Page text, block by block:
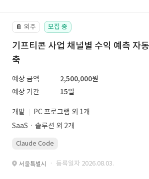
📔 외주 모집 중
기프티콘 사업 채널별 수익 예측 자
축
예상 금액
2,500,000원
예상 기간
15일
개발
PC 프로그램 외 1개
SaaSㆍ솔루션 외 2개
Claude Code
서울특별시 · 등록일자 2026.08.03.